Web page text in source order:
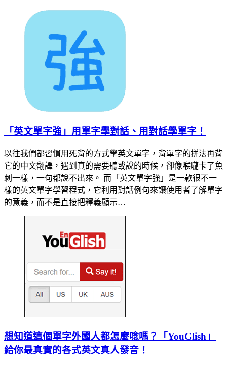
「英文單字強」用單字學對話、用對話學單字！
以往我們都習慣用死背的方式學英文單字，背單字的拼法再背
它的中文翻譯，遇到真的需要聽或說的時候，卻像喉嚨卡了魚
刺一樣，一句都說不出來。 而「英文單字強」是一款很不一
樣的英文單字學習程式，它利用對話例句來讓使用者了解單字
的意義，而不是直接把釋義顯示…
想知道這個單字外國人都怎麼唸嗎？「YouGlish」
給你最真實的各式英文真人發音！